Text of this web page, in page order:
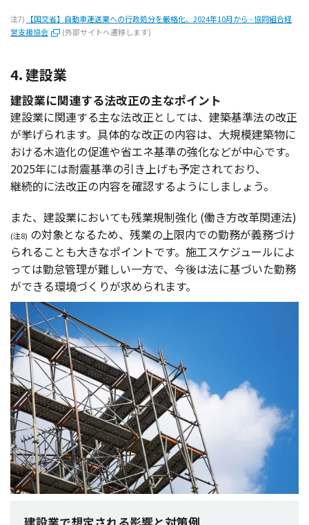
注7)
【国交省】自動車運送業への行政処分を厳格化、2024年10月から - 協同組合経
営支援協会
(外部サイトへ遷移します)
4. 建設業
建設業に関連する法改正の主なポイント
建設業に関連する主な法改正としては、 建築基準法の改正
が挙げられます。 具体的な改正の内容は、 大規模建築物に
おける木造化の促進や省エネ基準の強化などが中心です。
2025年には耐震基準の引き上げも予定されており、
継続的に法改正の内容を確認するようにしましょう。
また、 建設業においても残業規制強化 (働き方改革関連法)
(注8) の対象となるため、 残業の上限内での勤務が義務づけ
られることも大きなポイントです。 施工スケジュールによ
っては勤怠管理が難しい一方で、 今後は法に基づいた勤務
ができる環境づくりが求められます。